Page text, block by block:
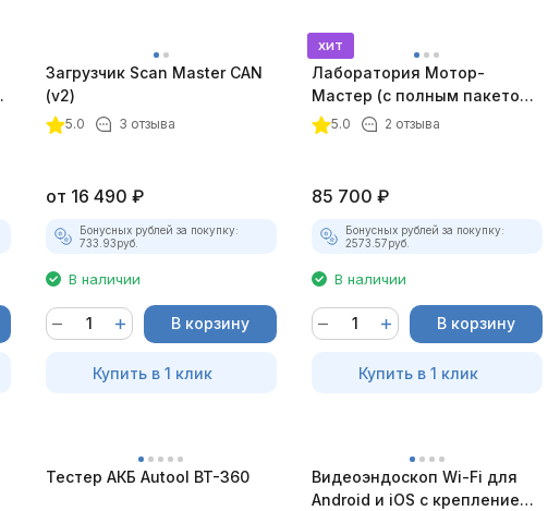
Загрузчик Scan Master CAN
(v2)
5.0 3 отзыва
от 16 490 ₽
Бонусных рублей за покупку:
733.93руб.
В наличии
В корзину
Купить в 1 клик
хит
Лаборатория Мотор-
Мастер (с полным пакетом
лицензий)
5.0 2 отзыва
85 700 ₽
Бонусных рублей за покупку:
2573.57руб.
В наличии
В корзину
Купить в 1 клик
Тестер АКБ Autool BT-360
Видеоэндоскоп Wi-Fi для
Android и iOS с креплением